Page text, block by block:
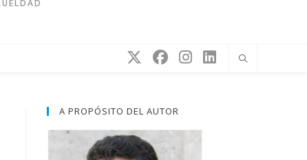
A PROPÓSITO DEL AUTOR